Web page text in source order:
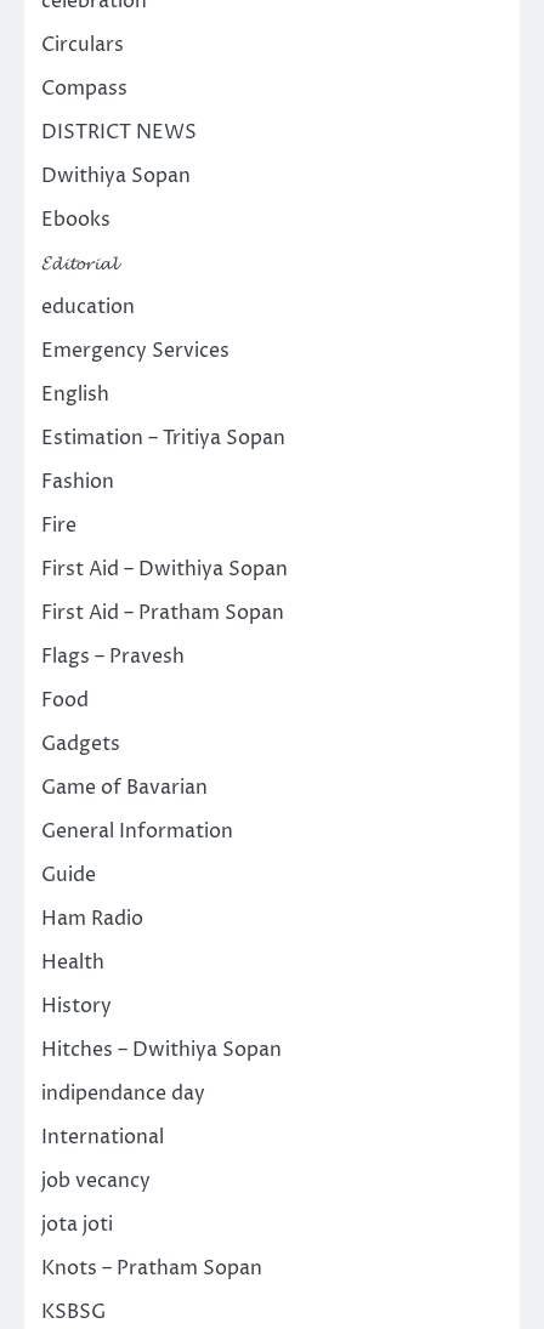
Circulars
Compass
DISTRICT NEWS
Dwithiya Sopan
Ebooks
𝓔𝓭𝓲𝓽𝓸𝓻𝓲𝓪𝓵
education
Emergency Services
English
Estimation – Tritiya Sopan
Fashion
Fire
First Aid – Dwithiya Sopan
First Aid – Pratham Sopan
Flags – Pravesh
Food
Gadgets
Game of Bavarian
General Information
Guide
Ham Radio
Health
History
Hitches – Dwithiya Sopan
indipendance day
International
job vecancy
jota joti
Knots – Pratham Sopan
KSBSG